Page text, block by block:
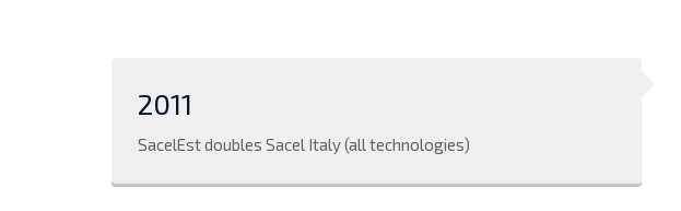
2011
SacelEst doubles Sacel Italy (all technologies)